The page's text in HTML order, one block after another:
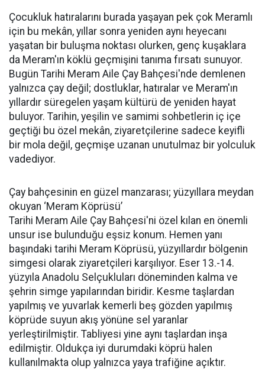
Çocukluk hatıralarını burada yaşayan pek çok Meramlı
için bu mekân, yıllar sonra yeniden aynı heyecanı
yaşatan bir buluşma noktası olurken, genç kuşaklara
da Meram'ın köklü geçmişini tanıma fırsatı sunuyor.
Bugün Tarihi Meram Aile Çay Bahçesi'nde demlenen
yalnızca çay değil; dostluklar, hatıralar ve Meram'ın
yıllardır süregelen yaşam kültürü de yeniden hayat
buluyor. Tarihin, yeşilin ve samimi sohbetlerin iç içe
geçtiği bu özel mekân, ziyaretçilerine sadece keyifli
bir mola değil, geçmişe uzanan unutulmaz bir yolculuk
vadediyor.
Çay bahçesinin en güzel manzarası; yüzyıllara meydan
okuyan ‘Meram Köprüsü’
Tarihi Meram Aile Çay Bahçesi'ni özel kılan en önemli
unsur ise bulunduğu eşsiz konum. Hemen yanı
başındaki tarihi Meram Köprüsü, yüzyıllardır bölgenin
simgesi olarak ziyaretçileri karşılıyor. Eser 13.-14.
yüzyıla Anadolu Selçukluları döneminden kalma ve
şehrin simge yapılarından biridir. Kesme taşlardan
yapılmış ve yuvarlak kemerli beş gözden yapılmış
köprüde suyun akış yönüne sel yaranlar
yerleştirilmiştir. Tabliyesi yine aynı taşlardan inşa
edilmiştir. Oldukça iyi durumdaki köprü halen
kullanılmakta olup yalnızca yaya trafiğine açıktır.